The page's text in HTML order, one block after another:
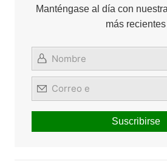
Manténgase al día con
más recientes